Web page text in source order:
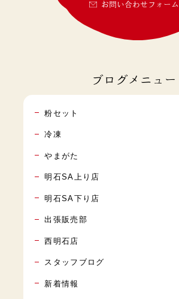
お問い合わせフォーム
ブログメニュー
粉セット
冷凍
やまがた
明石SA上り店
明石SA下り店
出張販売部
西明石店
スタッフブログ
新着情報